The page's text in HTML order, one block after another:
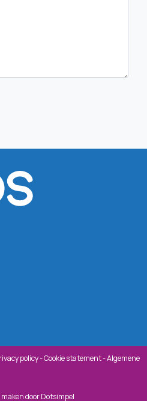
policy-Cookie statement-Algemene
door Dotsimpel